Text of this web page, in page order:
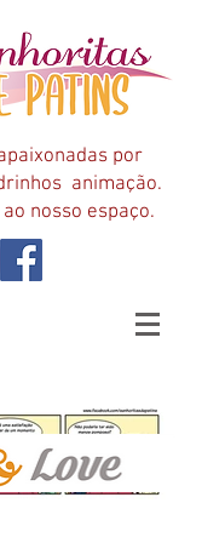
por
animação.
nosso espaço.